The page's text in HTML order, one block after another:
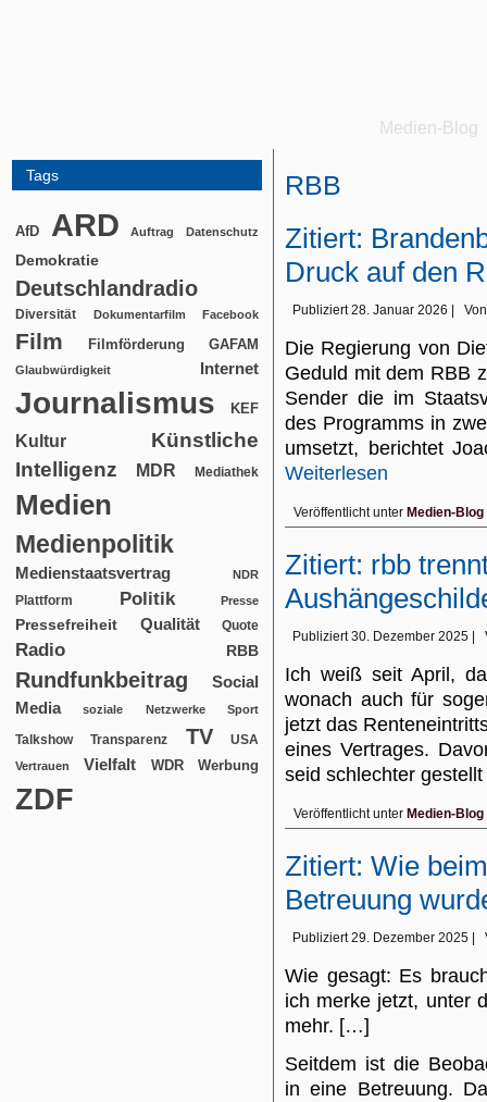
Medien-Blog
Tags
AfD ARD Auftrag Datenschutz
Demokratie
Deutschlandradio
Diversität Dokumentarfilm Facebook
Film Filmförderung GAFAM
Glaubwürdigkeit Internet
Journalismus KEF
Kultur
Künstliche
Intelligenz
MDR Mediathek
Medien
Medienpolitik
Medienstaatsvertrag NDR
Plattform Politik Presse
Pressefreiheit Qualität Quote
Radio RBB
Rundfunkbeitrag
Social
Media
soziale Netzwerke Sport
Talkshow Transparenz TV USA
Vertrauen Vielfalt WDR Werbung
ZDF
RBB
Zitiert:
Druck auf den
Publiziert 28. Januar 2026 Von
Die Regierung von
Geduld mit dem RBB
Sender die im
des Programms in
umsetzt, berichtet
Weiterlesen
Veröffentlicht unter Medien-Blog
Zitiert: rbb
Publiziert 30. Dezember 2025
Ich weiß seit April,
wonach auch für
jetzt das
eines Vertrages.
seid schlechter
Veröffentlicht unter Medien-Blog
Zitiert: Wie
Betreuung
Publiziert 29. Dezember 2025
Wie gesagt: Es
ich merke jetzt, unter
mehr. […]
Seitdem ist die
in eine Betreuung.